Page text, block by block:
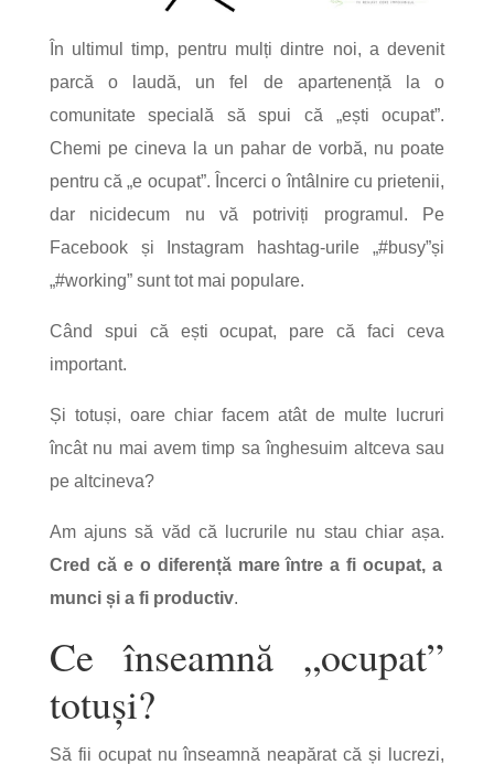
În ultimul timp, pentru mulți dintre noi, a devenit
parcă o laudă, un fel de apartenență la o
comunitate specială să spui că „ești ocupat”.
Chemi pe cineva la un pahar de vorbă, nu poate
pentru că „e ocupat”. Încerci o întâlnire cu prietenii,
dar nicidecum nu vă potriviți programul. Pe
Facebook și Instagram hashtag-urile „#busy”și
„#working” sunt tot mai populare.
Când spui că ești ocupat, pare că faci ceva
important.
Și totuși, oare chiar facem atât de multe lucruri
încât nu mai avem timp sa înghesuim altceva sau
pe altcineva?
Am ajuns să văd că lucrurile nu stau chiar așa.
Cred că e o diferență mare între a fi ocupat, a
munci și a fi productiv.
Ce înseamnă „ocupat”
totuși?
Să fii ocupat nu înseamnă neapărat că și lucrezi,